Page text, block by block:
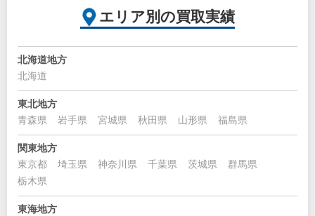
エリア別の買取実績
北海道地方
北海道
東北地方
青森県
岩手県 宮城県 秋田県 山形県 福島県
関東地方
東京都
埼玉県 神奈川県 千葉県 茨城県
群馬県
栃木県
東海地方